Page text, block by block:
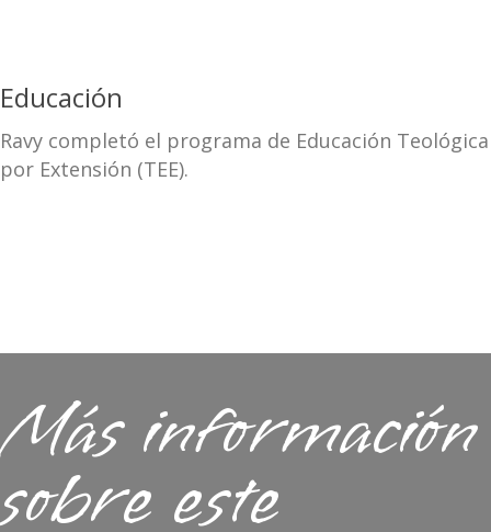
Educación
Ravy completó el programa de Educación Teológica
por Extensión (TEE).
Más información
sobre este